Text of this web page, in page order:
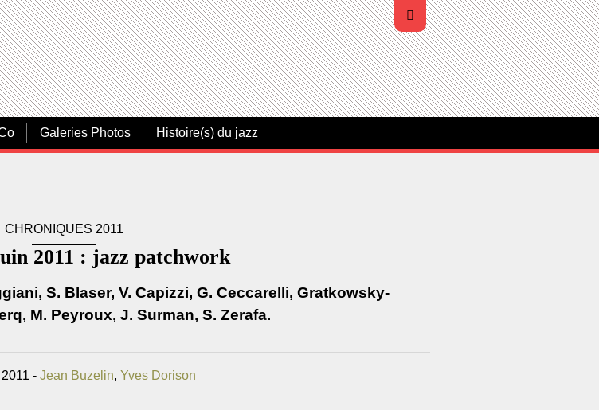
Galeries Photos Histoire(s) du jazz
CHRONIQUES 2011
2011 : jazz patchwork
S. Blaser, V. Capizzi, G. Ceccarelli, Gratkowsky-
M. Peyroux, J. Surman, S. Zerafa.
- Jean Buzelin, Yves Dorison